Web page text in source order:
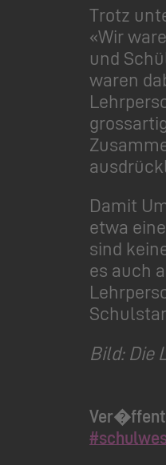
Trotz
«Wir
und
waren
Damit
etwa
sind
es auch
Bild: Die